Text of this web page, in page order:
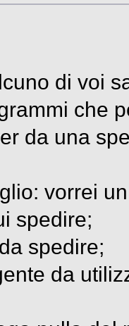
di voi
che
da una
vorrei
spedire;
spedire;
da